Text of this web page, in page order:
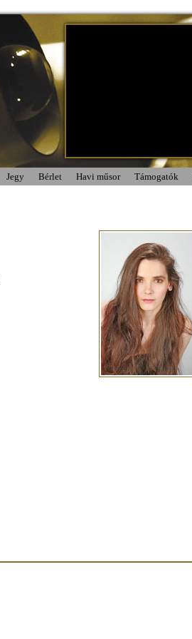
Jegy Bérlet Havi műsor Támogatók